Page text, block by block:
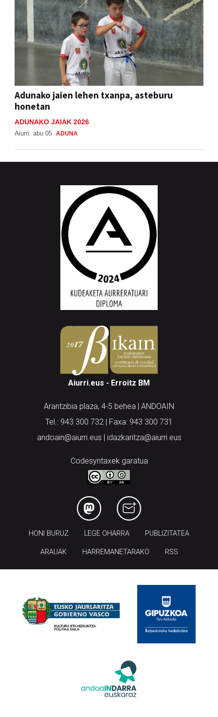
Adunako jaien lehen txanpa, asteburu
honetan
ADUNAKO JAIAK 2026
Aiurri abu 05 ADUNA
Aiurri.eus - Erroitz BM
Arantzibia plaza, 4-5 behea | ANDOAIN
Tel.: 943 300 732 | Faxa: 943 300 731
andoain@aiurri.eus | idazkaritza@aiurri.eus
Codesyntaxek garatua
HONI BURUZ LEGE OHARRA PUBLIZITATEA
ARAUAK HARREMANETARAKO RSS